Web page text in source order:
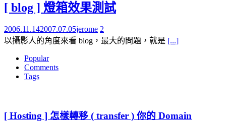
[ blog ] 燈箱效果測試
2006.11.142007.07.05jerome 2
以攝影人的角度來看 blog，最大的問題，就是 [...]
Popular
Comments
Tags
[ Hosting ] 怎樣轉移 ( transfer ) 你的 Domain